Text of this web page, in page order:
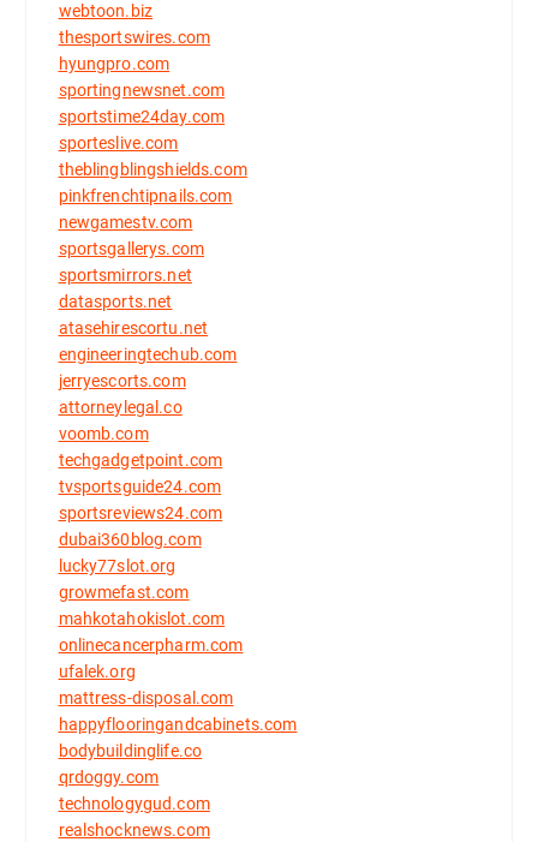
webtoon.biz
thesportswires.com
hyungpro.com
sportingnewsnet.com
sportstime24day.com
sporteslive.com
theblingblingshields.com
pinkfrenchtipnails.com
newgamestv.com
sportsgallerys.com
sportsmirrors.net
datasports.net
atasehirescortu.net
engineeringtechub.com
jerryescorts.com
attorneylegal.co
voomb.com
techgadgetpoint.com
tvsportsguide24.com
sportsreviews24.com
dubai360blog.com
lucky77slot.org
growmefast.com
mahkotahokislot.com
onlinecancerpharm.com
ufalek.org
mattress-disposal.com
happyflooringandcabinets.com
bodybuildinglife.co
qrdoggy.com
technologygud.com
realshocknews.com